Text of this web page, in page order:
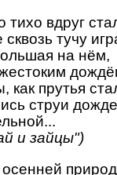
тихо вдруг
тучу
на нём,
как прутья
струи
и зайцы")
осенней